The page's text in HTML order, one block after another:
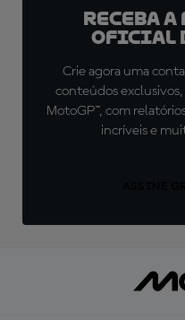
Receba
oficial
Crie agora uma
conteúdos
MotoGP™, com
incríveis e